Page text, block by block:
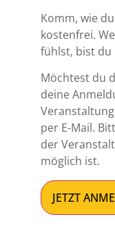
Komm, wie
kostenfrei.
fühlst, bist du
Möchtest du
deine
per E-Mail.
der
möglich ist.
JETZT